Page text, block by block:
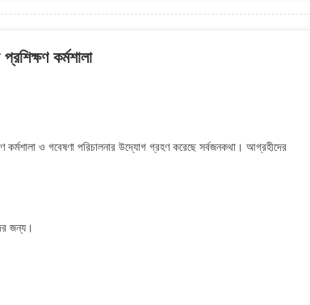
কর্মশালা
কর্মশালা ও গবেষণা পরিচালনার উদ্যোগ গ্রহণ করেছে সর্বজনকথা। আগ্রহীদের
জন্য।